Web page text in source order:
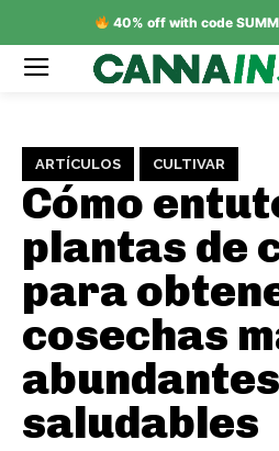
40% off with code
ARTÍCULOS CULTIVAR
Cómo
plantas de
para
cosechas
saludables